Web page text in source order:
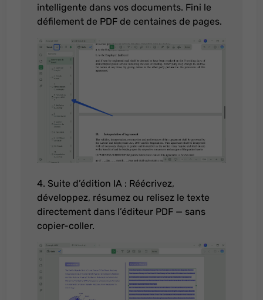
intelligente dans vos documents. Fini le
défilement de PDF de centaines de pages.
4. Suite d’édition IA : Réécrivez,
développez, résumez ou relisez le texte
directement dans l’éditeur PDF — sans
copier-coller.